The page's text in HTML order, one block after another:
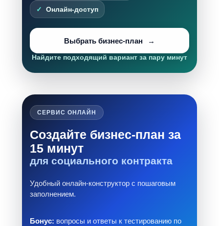
Онлайн-доступ
Выбрать бизнес-план
Найдите подходящий вариант за пару минут
СЕРВИС ОНЛАЙН
Создайте бизнес-план за
15 минут
для социального контракта
Удобный онлайн-конструктор с пошаговым
заполнением.
Бонус: вопросы и ответы к тестированию по